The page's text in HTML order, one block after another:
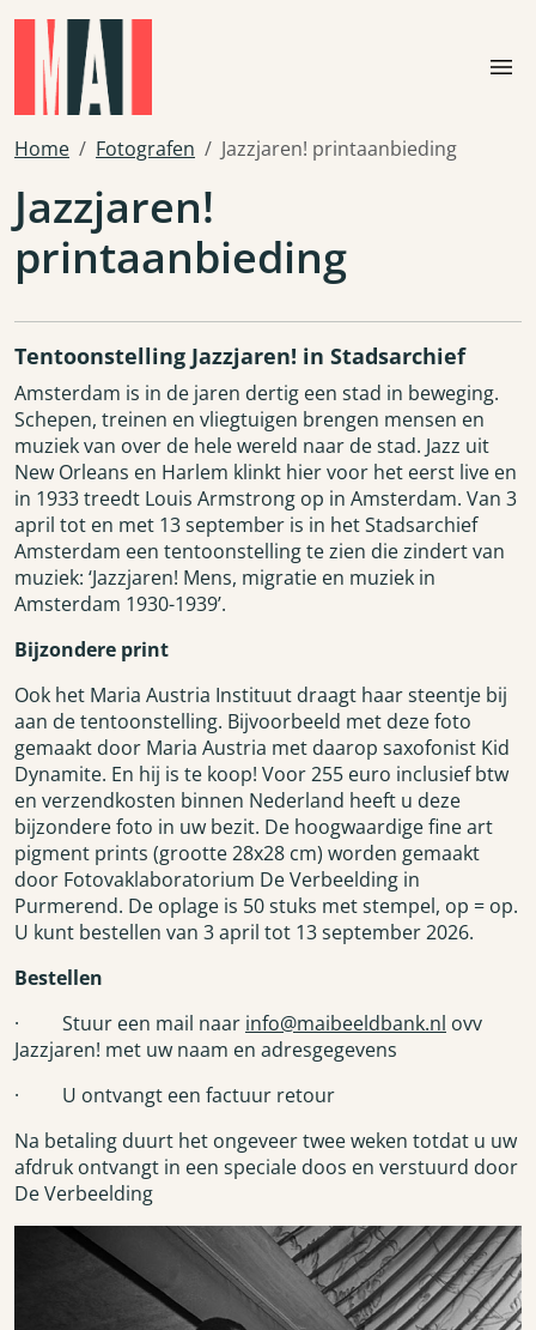
Skip to main content
menu
Home Fotografen Jazzjaren! printaanbieding
Jazzjaren!
printaanbieding
Tentoonstelling Jazzjaren! in Stadsarchief
Amsterdam is in de jaren dertig een stad in beweging.
Schepen, treinen en vliegtuigen brengen mensen en
muziek van over de hele wereld naar de stad. Jazz uit
New Orleans en Harlem klinkt hier voor het eerst live en
in 1933 treedt Louis Armstrong op in Amsterdam. Van 3
april tot en met 13 september is in het Stadsarchief
Amsterdam een tentoonstelling te zien die zindert van
muziek: ‘Jazzjaren! Mens, migratie en muziek in
Amsterdam 1930-1939’.
Bijzondere print
Ook het Maria Austria Instituut draagt haar steentje bij
aan de tentoonstelling. Bijvoorbeeld met deze foto
gemaakt door Maria Austria met daarop saxofonist Kid
Dynamite. En hij is te koop! Voor 255 euro inclusief btw
en verzendkosten binnen Nederland heeft u deze
bijzondere foto in uw bezit. De hoogwaardige fine art
pigment prints (grootte 28x28 cm) worden gemaakt
door Fotovaklaboratorium De Verbeelding in
Purmerend. De oplage is 50 stuks met stempel, op = op.
U kunt bestellen van 3 april tot 13 september 2026.
Bestellen
· Stuur een mail naar info@maibeeldbank.nl ovv
Jazzjaren! met uw naam en adresgegevens
· U ontvangt een factuur retour
Na betaling duurt het ongeveer twee weken totdat u uw
afdruk ontvangt in een speciale doos en verstuurd door
De Verbeelding